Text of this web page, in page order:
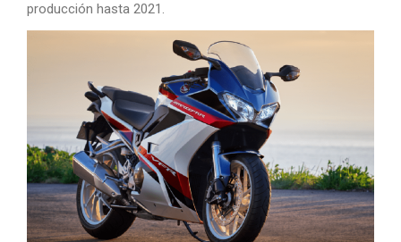
producción hasta 2021.